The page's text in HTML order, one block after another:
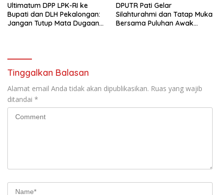
Ultimatum DPP LPK-RI ke
Bupati dan DLH Pekalongan:
Jangan Tutup Mata Dugaan
DPUTR Pati Gelar
Silahturahmi dan Tatap Muka
Bersama Puluhan Awak
Tinggalkan Balasan
Alamat email Anda tidak akan dipublikasikan. Ruas yang wajib
ditandai *